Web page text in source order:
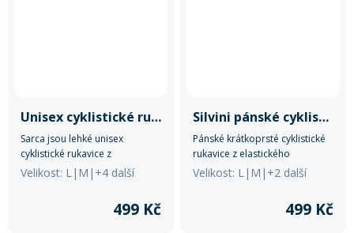
Unisex cyklistické rukavice Silvini UA1633 Sarca
Sarca jsou lehké unisex
cyklistické rukavice z
prodyšného materiálu
QuatroFLEX. Dlaň z broušené
zajišťuje jistý úchop. Elastické
Velikost: L|M|+4 další
499 Kč
Silvini pánské cyklistické rukavice MA2417 Gaiono
Pánské krátkoprsté cyklistické
rukavice z elastického
materiálu Light MESH. Dlaň je z
tenké umělé kůže s gelovou
Velikost: L|M|+2 další
499 Kč